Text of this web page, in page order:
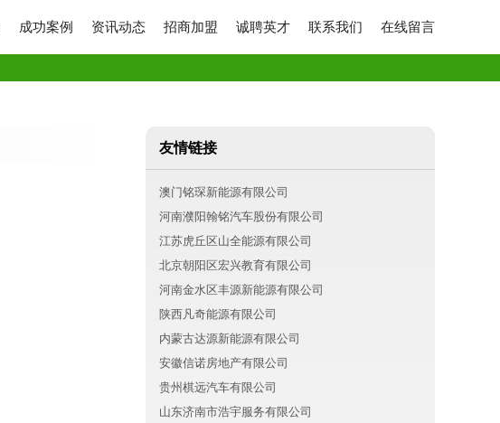
成功案例 资讯动态 招商加盟 诚聘英才 联系我们 在线留言
友情链接
澳门铭琛新能源有限公司
河南濮阳翰铭汽车股份有限公司
江苏虎丘区山全能源有限公司
北京朝阳区宏兴教育有限公司
河南金水区丰源新能源有限公司
陕西凡奇能源有限公司
内蒙古达源新能源有限公司
安徽信诺房地产有限公司
贵州棋远汽车有限公司
山东济南市浩宇服务有限公司